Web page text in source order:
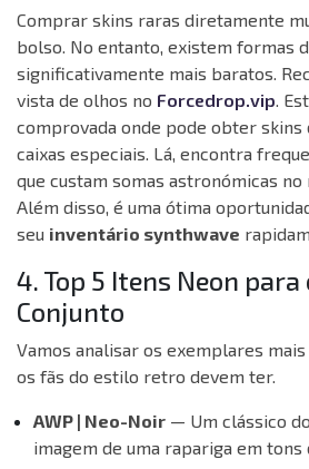
Comprar skins raras diretamente
bolso. No entanto, existem formas
significativamente mais baratos.
vista de olhos no Forcedrop.vip.
comprovada onde pode obter skins
caixas especiais. Lá, encontra
que custam somas astronómicas
Além disso, é uma ótima
seu inventário synthwave
4. Top 5 Itens Neon para
Conjunto
Vamos analisar os exemplares
os fãs do estilo retro devem ter.
AWP | Neo-Noir — Um clássico
imagem de uma rapariga em tons